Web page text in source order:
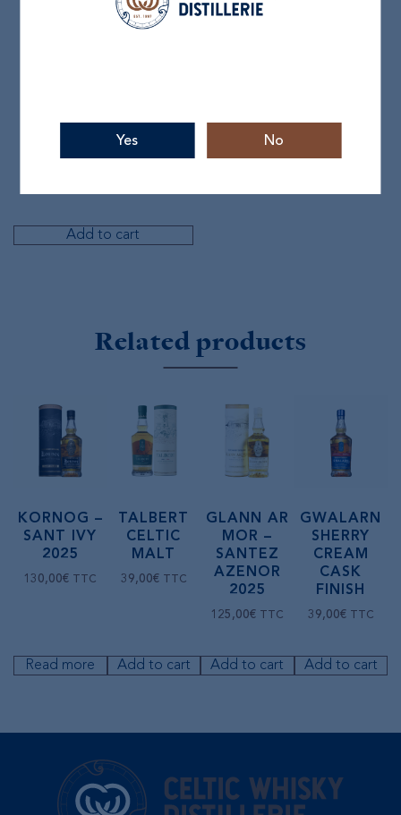
KORNOG
Add to cart
Related products
KORNOG –
SANT IVY
2025
130,00€ TTC
Read more
TALBERT
CELTIC
MALT
39,00€ TTC
Add to cart
GLANN AR
MOR –
SANTEZ
AZENOR
2025
125,00€ TTC
Add to cart
GWALARN
SHERRY
CREAM
CASK
FINISH
39,00€ TTC
Add to cart
Yes No